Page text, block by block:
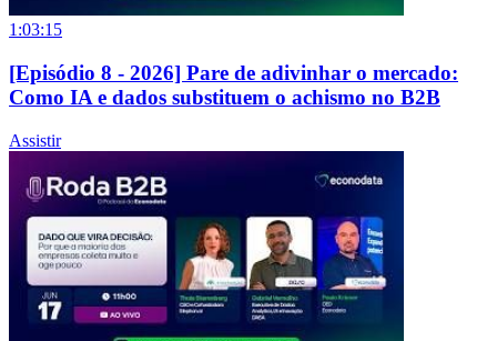
1:03:15
[Episódio 8 - 2026] Pare de adivinhar o mercado:
Como IA e dados substituem o achismo no B2B
Assistir